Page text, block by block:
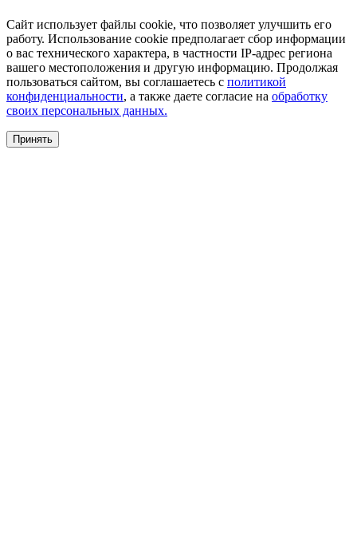
Сайт использует файлы cookie, что позволяет улучшить его
работу. Использование cookie предполагает сбор информации
о вас технического характера, в частности IP-адрес региона
вашего местоположения и другую информацию. Продолжая
пользоваться сайтом, вы соглашаетесь с политикой
конфиденциальности, а также даете согласие на обработку
своих персональных данных.
Принять